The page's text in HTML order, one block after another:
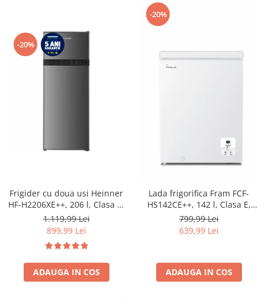
-20%
Frigider cu doua usi Heinner
HF-H2206XE++, 206 l, Clasa E,
lumina LED, 3 rafturi de sticla,
H 143 cm, Inox
1.119,99 Lei
899,99 Lei
ADAUGA IN COS
-20%
Lada frigorifica Fram FCF-
HS142CE++, 142 l, Clasa E,
Convertibil
Frigider/Congelator, Control
799,99 Lei
639,99 Lei
ADAUGA IN COS